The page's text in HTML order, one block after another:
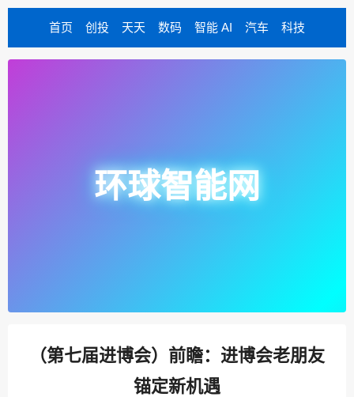
首页 创投 天天 数码 智能 AI 汽车 科技
环球智能网
（第七届进博会）前瞻：进博会老朋友
锚定新机遇